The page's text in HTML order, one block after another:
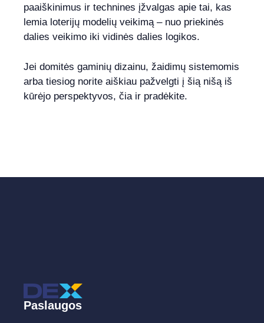
paaiškinimus ir technines įžvalgas apie tai, kas
lemia loterijų modelių veikimą – nuo priekinės
dalies veikimo iki vidinės dalies logikos.
Jei domitės gaminių dizainu, žaidimų sistemomis
arba tiesiog norite aiškiau pažvelgti į šią nišą iš
kūrėjo perspektyvos, čia ir pradėkite.
Paslaugos